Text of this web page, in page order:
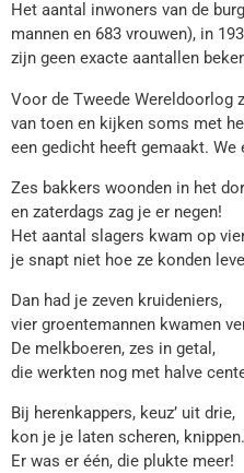
Het aantal inwoners van de
mannen en 683 vrouwen), in
zijn geen exacte aantallen
Voor de Tweede Wereldoorlog
van toen en kijken soms met
een gedicht heeft gemaakt.
Zes bakkers woonden in het
en zaterdags zag je er negen!
Het aantal slagers kwam op
je snapt niet hoe ze konden
Dan had je zeven kruideniers,
vier groentemannen kwamen
De melkboeren, zes in getal,
die werkten nog met halve
Bij herenkappers, keuz’ uit drie,
kon je je laten scheren, knippen.
Er was er één, die plukte meer!